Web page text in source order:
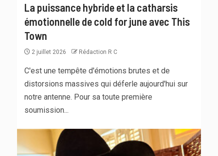
La puissance hybride et la catharsis
émotionnelle de cold for june avec This
Town
2 juillet 2026 Rédaction R C
C'est une tempête d'émotions brutes et de
distorsions massives qui déferle aujourd'hui sur
notre antenne. Pour sa toute première
soumission...